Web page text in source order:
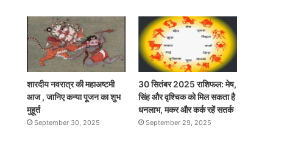
शारदीय नवरात्र की महाअष्टमी
आज , जानिए कन्या पूजन का शुभ
मुहूर्त
September 30, 2025
30 सितंबर 2025 राशिफल: मेष,
सिंह और वृश्चिक को मिल सकता है
धनलाभ, मकर और कर्क रहें सतर्क
September 29, 2025